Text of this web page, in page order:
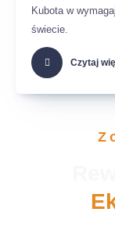
Kubota w
świecie.
Czytaj